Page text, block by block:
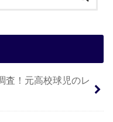
査！元高校球児のレ